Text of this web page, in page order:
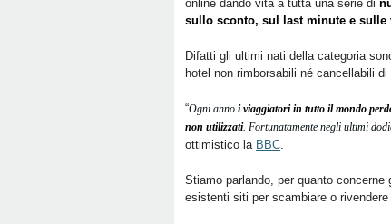
online dando vita a tutta una serie di
sullo sconto, sul last minute e sulle
Difatti gli ultimi nati della categoria
hotel non rimborsabili né cancellabili
“Ogni anno i viaggiatori in tutto il mondo
non utilizzati. Fortunatamente negli ultimi
ottimistico la BBC.
Stiamo parlando, per quanto concerne
esistenti siti per scambiare o